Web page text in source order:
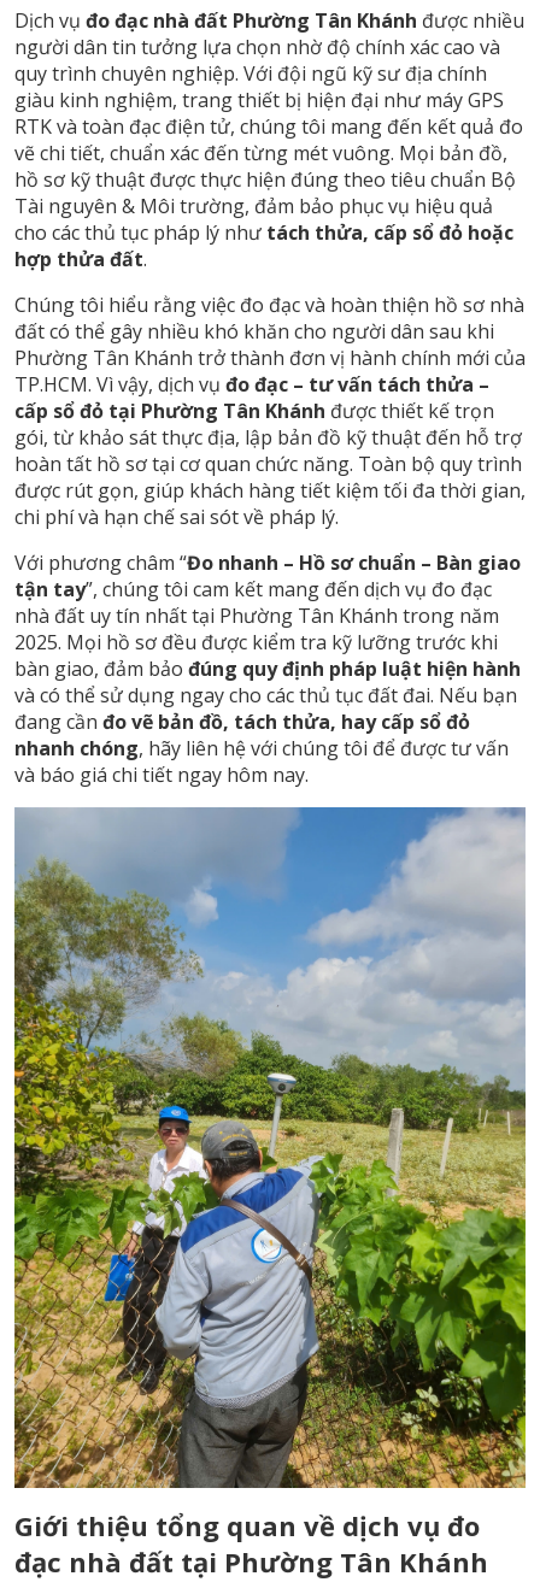
Dịch vụ đo đạc nhà đất Phường Tân Khánh được nhiều
người dân tin tưởng lựa chọn nhờ độ chính xác cao và
quy trình chuyên nghiệp. Với đội ngũ kỹ sư địa chính
giàu kinh nghiệm, trang thiết bị hiện đại như máy GPS
RTK và toàn đạc điện tử, chúng tôi mang đến kết quả đo
vẽ chi tiết, chuẩn xác đến từng mét vuông. Mọi bản đồ,
hồ sơ kỹ thuật được thực hiện đúng theo tiêu chuẩn Bộ
Tài nguyên & Môi trường, đảm bảo phục vụ hiệu quả
cho các thủ tục pháp lý như tách thửa, cấp sổ đỏ hoặc
hợp thửa đất.
Chúng tôi hiểu rằng việc đo đạc và hoàn thiện hồ sơ nhà
đất có thể gây nhiều khó khăn cho người dân sau khi
Phường Tân Khánh trở thành đơn vị hành chính mới của
TP.HCM. Vì vậy, dịch vụ đo đạc – tư vấn tách thửa –
cấp sổ đỏ tại Phường Tân Khánh được thiết kế trọn
gói, từ khảo sát thực địa, lập bản đồ kỹ thuật đến hỗ trợ
hoàn tất hồ sơ tại cơ quan chức năng. Toàn bộ quy trình
được rút gọn, giúp khách hàng tiết kiệm tối đa thời gian,
chi phí và hạn chế sai sót về pháp lý.
Với phương châm “Đo nhanh – Hồ sơ chuẩn – Bàn giao
tận tay”, chúng tôi cam kết mang đến dịch vụ đo đạc
nhà đất uy tín nhất tại Phường Tân Khánh trong năm
2025. Mọi hồ sơ đều được kiểm tra kỹ lưỡng trước khi
bàn giao, đảm bảo đúng quy định pháp luật hiện hành
và có thể sử dụng ngay cho các thủ tục đất đai. Nếu bạn
đang cần đo vẽ bản đồ, tách thửa, hay cấp sổ đỏ
nhanh chóng, hãy liên hệ với chúng tôi để được tư vấn
và báo giá chi tiết ngay hôm nay.
Giới thiệu tổng quan về dịch vụ đo
đạc nhà đất tại Phường Tân Khánh